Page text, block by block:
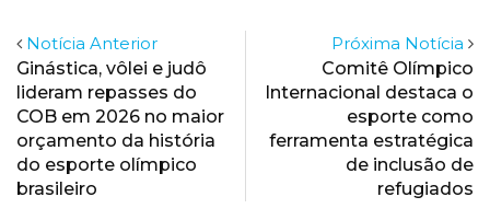
Notícia Anterior
Ginástica, vôlei e judô
lideram repasses do
COB em 2026 no maior
orçamento da história
do esporte olímpico
brasileiro
Próxima Notícia
Comitê Olímpico
Internacional destaca o
esporte como
ferramenta estratégica
de inclusão de
refugiados